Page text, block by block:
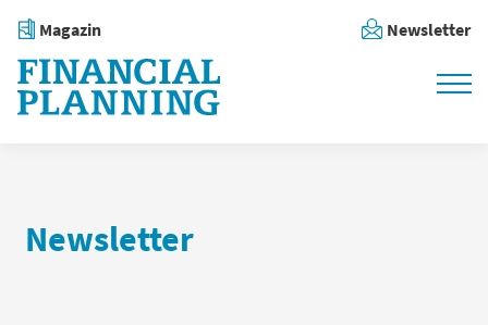
Magazin Newsletter
Newsletter